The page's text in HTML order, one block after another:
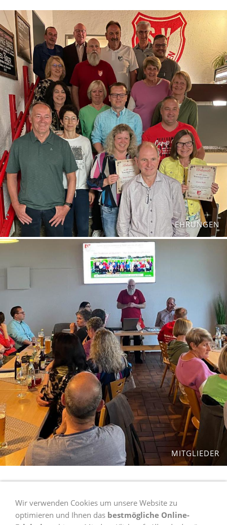
EHRUNGEN
MITGLIEDER
Wir verwenden Cookies um unsere Website zu
optimieren und Ihnen das bestmögliche Online-